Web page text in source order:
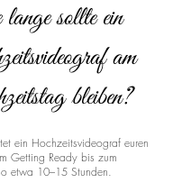
sollte ein
am
bleiben?
ein Hochzeitsvideograf euren
Getting Ready bis zum
etwa 10–15 Stunden.